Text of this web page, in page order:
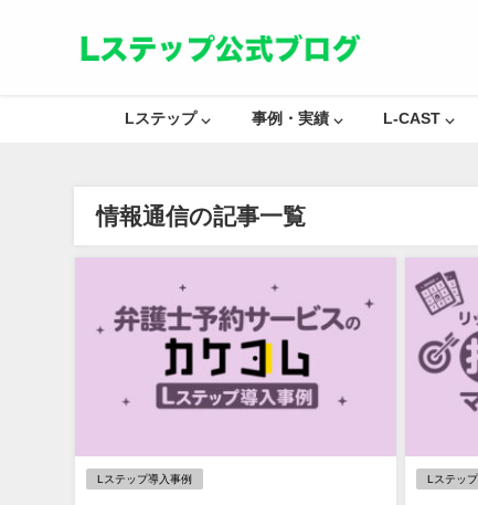
Lステップ ⌵ 事例・実績 ⌵ L-CAST ⌵
情報通信の記事一覧
Lステップ導入事例 Lステッ